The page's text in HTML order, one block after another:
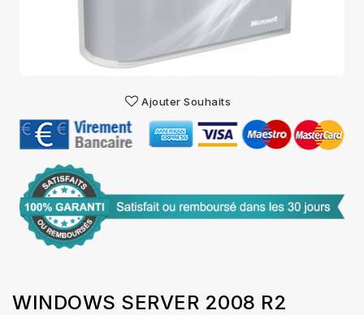
Ajouter Souhaits
WINDOWS SERVER 2008 R2